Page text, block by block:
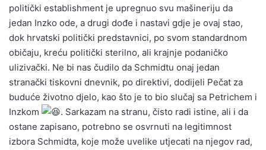
politički establishment je upregnuo svu mašineriju da
jedan Inzko ode, a drugi dođe i nastavi gdje je ovaj stao,
dok hrvatski politički predstavnici, po svom standardnom
običaju, kreću politički sterilno, ali krajnje podaničko
ulizivački. Ne bi nas čudilo da Schmidtu onaj jedan
stranački tiskovni dnevnik, po direktivi, dodijeli Pečat za
buduće životno djelo, kao što je to bio slučaj sa Petrichem i
Inzkom
. Sarkazam na stranu, čisto radi istine, ali i da
ostane zapisano, potrebno se osvrnuti na legitimnost
izbora Schmidta, koje može uvelike utjecati na njegov rad,